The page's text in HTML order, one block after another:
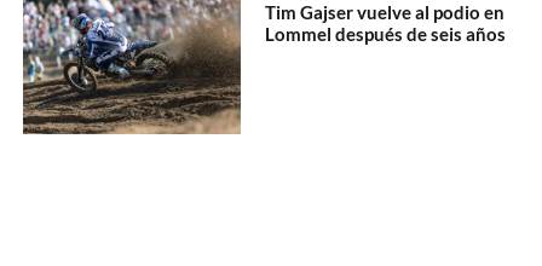
Tim Gajser vuelve al podio en
Lommel después de seis años